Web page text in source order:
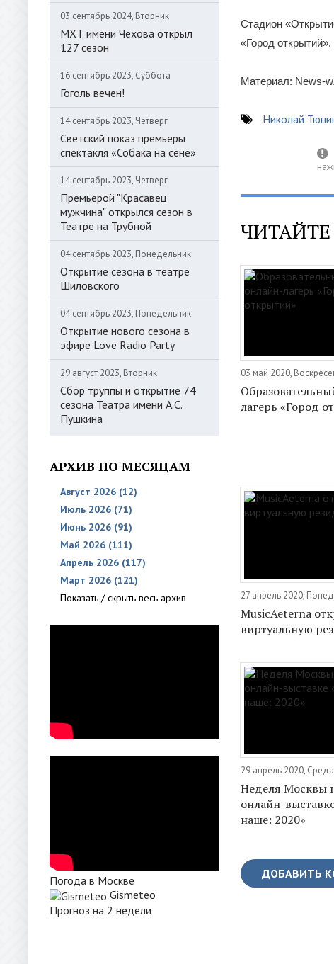
03 сентябрь 2024, Вторник
МХТ имени Чехова открыл
127 сезон
16 сентябрь 2023, Суббота
Гоголь вечен!
14 сентябрь 2023, Четверг
Светский показ премьеры
спектакля «Собака на сене»
14 сентябрь 2023, Четверг
Премьерой "Красавец
мужчина" открылся сезон в
Театре на Трубной
04 сентябрь 2023, Понедельник
Открытие сезона в театре
Шиловского
04 сентябрь 2023, Понедельник
Открытие нового сезона в
эфире Love Radio Party
29 август 2023, Вторник
Сбор труппы и открытие 74
сезона Театра имени А.С.
Пушкина
АРХИВ ПО МЕСЯЦАМ
Август 2026 (12)
Июль 2026 (71)
Июнь 2026 (91)
Май 2026 (111)
Апрель 2026 (117)
Март 2026 (121)
Показать / скрыть весь архив
Погода в Москве
Gismeteo
Прогноз на 2 недели
Стадион
«Город открытий».
Материал: News-
Николай
03 май 2020,
лагерь «Город
27 апрель 2020,
MusicAeterna
виртуальную
29 апрель 2020, Среда
Неделя Москвы
онлайн-
наше: 2020»
ДОБАВИТЬ